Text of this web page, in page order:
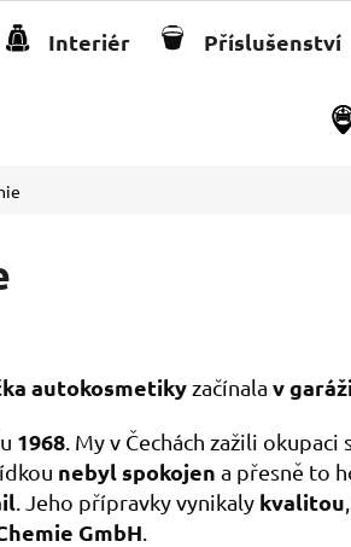
Interiér Příslušenství
autokosmetiky začínala v
1968 . My v Čechách zažili
nebyl spokojen a přesně to
. Jeho přípravky vynikaly kvalitou
GmbH